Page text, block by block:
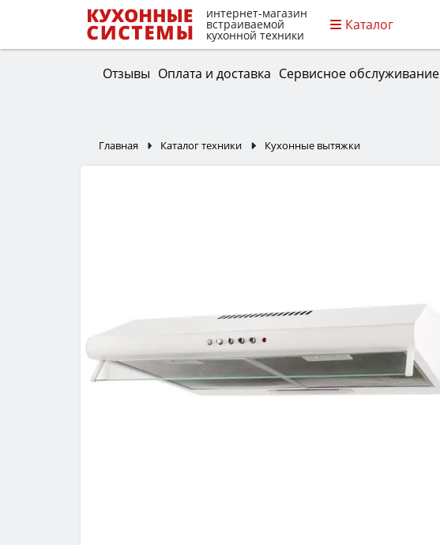
интернет-магазин
встраиваемой
кухонной техники
Каталог
Отзывы Оплата и доставка Сервисное обслуживание
Главная Каталог техники Кухонные вытяжки